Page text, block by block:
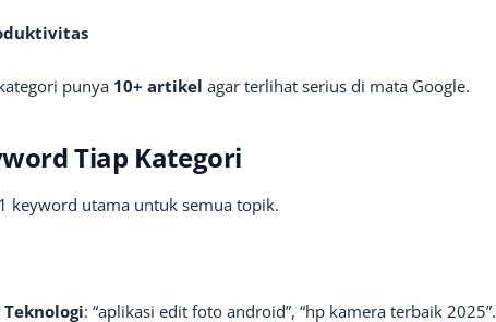
punya 10+ artikel agar terlihat serius di mata Google.
Tiap Kategori
keyword utama untuk semua topik.
Teknologi: “aplikasi edit foto android”, “hp kamera terbaik 2025”.